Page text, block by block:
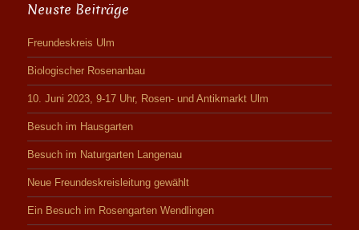
Neuste Beiträge
Freundeskreis Ulm
Biologischer Rosenanbau
10. Juni 2023, 9-17 Uhr, Rosen- und Antikmarkt Ulm
Besuch im Hausgarten
Besuch im Naturgarten Langenau
Neue Freundeskreisleitung gewählt
Ein Besuch im Rosengarten Wendlingen